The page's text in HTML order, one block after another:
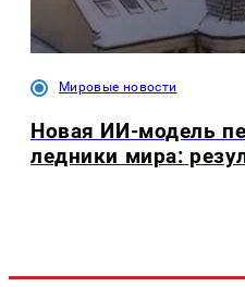
Мировые новости
Новая ИИ-модель
ледники мира: